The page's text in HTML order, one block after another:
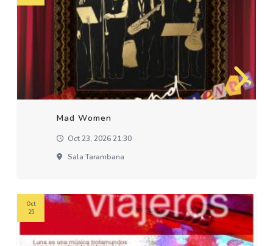
Mad Women
Oct 23, 2026 21:30
Sala Tarambana
Oct
25